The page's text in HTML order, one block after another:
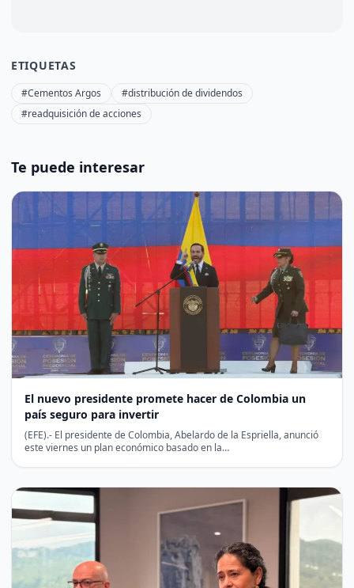
ETIQUETAS
#Cementos Argos
#distribución de dividendos
#readquisición de acciones
Te puede interesar
El nuevo presidente promete hacer de Colombia un
país seguro para invertir
(EFE).- El presidente de Colombia, Abelardo de la Espriella, anunció
este viernes un plan económico basado en la…